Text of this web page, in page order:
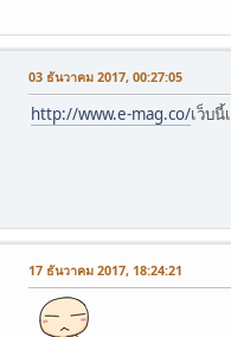
03 ธันวาคม 2017, 00:27:05
http://www.e-mag.co/เว็บนี้
17 ธันวาคม 2017, 18:24:21